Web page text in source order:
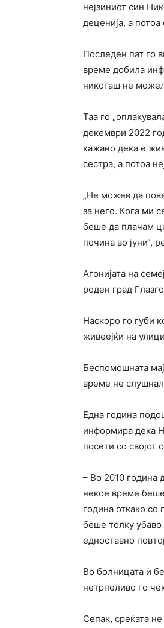
нејзиниот син
деценија, а
Последен пат го
време добила
никогаш не
Таа го
декември 2022
кажано дека е
сестра, а потоа
„Не можев да
за него. Кога ми
беше да плачам
почина во јуни“,
Агонијата на
роден град
Наскоро го губи
живеејќи на
Беспомошната
време не
Една година
информира дека
посети со својот
– Во 2010 година
некое време беше
година откако со
беше толку
едноставно
Во болницата ѝ
нетрпеливо го
Сепак, среќата